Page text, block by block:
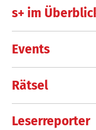
s+ im
Events
Rätsel
Leserreporter